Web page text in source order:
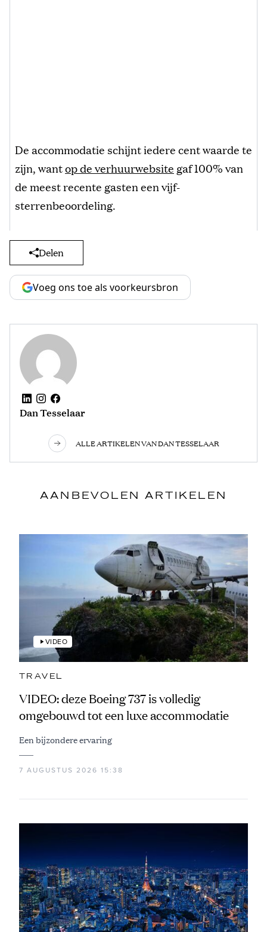
De accommodatie schijnt iedere cent waarde te
zijn, wantop de verhuurwebsite gaf 100% van
de meest recente gasten een vijf-
sterrenbeoordeling.
Delen
Voeg ons toe als voorkeursbron
Dan Tesselaar
ALLE ARTIKELEN VAN DAN TESSELAAR
AANBEVOLEN ARTIKELEN
VIDEO
TRAVEL
VIDEO: deze Boeing 737 is volledig
omgebouwd tot een luxe accommodatie
Een bijzondere ervaring
7 AUGUSTUS 2026 15:38